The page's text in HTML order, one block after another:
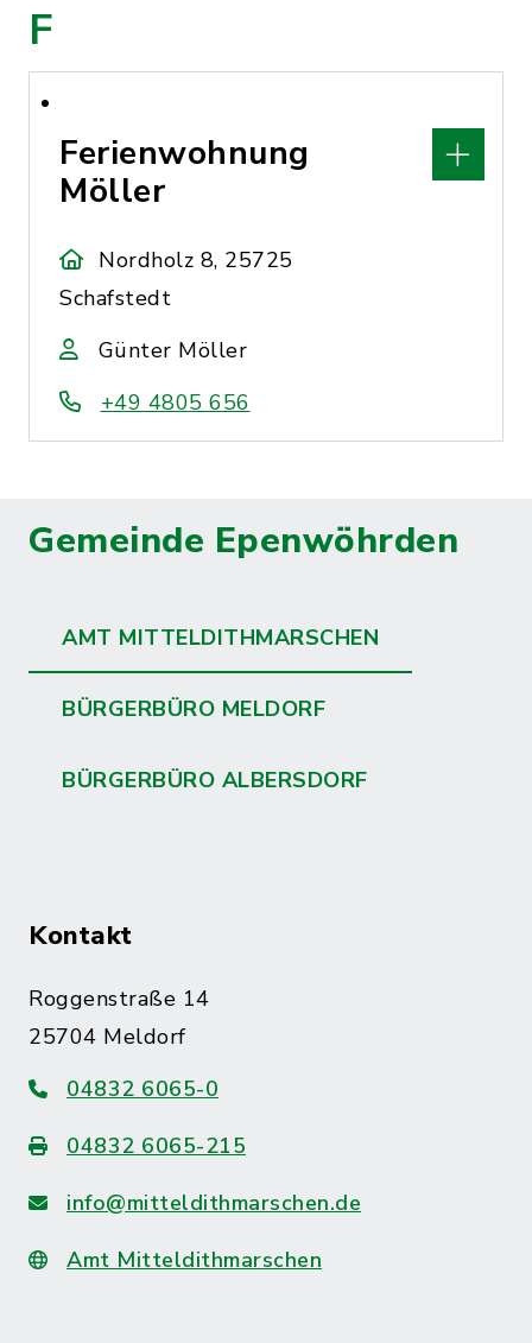
F
Ferienwohnung
Möller
Nordholz 8, 25725
Schafstedt
Günter Möller
+49 4805 656
Gemeinde Epenwöhrden
AMT MITTELDITHMARSCHEN
BÜRGERBÜRO MELDORF
BÜRGERBÜRO ALBERSDORF
Kontakt
Roggenstraße 14
25704 Meldorf
04832 6065-0
04832 6065-215
info@mitteldithmarschen.de
Amt Mitteldithmarschen